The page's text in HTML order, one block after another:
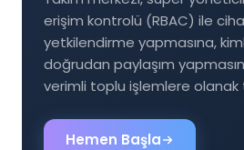
erişim kontrolü (RBAC) ile
yetkilendirme yapmasına,
doğrudan paylaşım
verimli toplu işlemlere olanak
Hemen Başla